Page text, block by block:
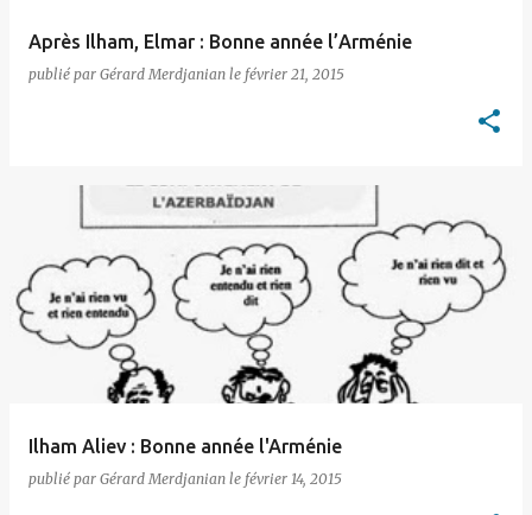
Après Ilham, Elmar : Bonne année l’Arménie
publié par Gérard Merdjanian le février 21, 2015
Ilham Aliev : Bonne année l'Arménie
publié par Gérard Merdjanian le février 14, 2015